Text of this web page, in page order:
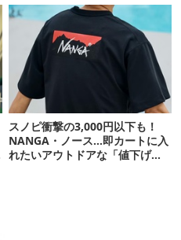
スノピ衝撃の3,000円以下も！
NANGA・ノース…即カートに入
れたいアウトドアな「値下げ夏